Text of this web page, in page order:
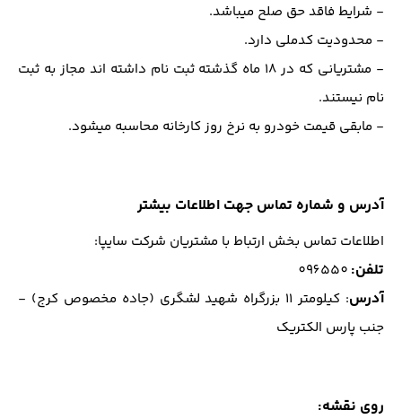
- شرایط فاقد حق صلح میباشد.
- محدودیت کدملی دارد.
- مشتریانی که در 18 ماه گذشته ثبت نام داشته اند مجاز به ثبت
نام نیستند.
- مابقی قیمت خودرو به نرخ روز کارخانه محاسبه میشود.
آدرس و شماره تماس جهت اطلاعات بیشتر
اطلاعات تماس بخش ارتباط با مشتریان شرکت سایپا:
تلفن:
096550
آدرس
: كيلومتر 11 بزرگراه شهيد لشگري (جاده مخصوص كرج) -
جنب پارس الكتريك
روی نقشه: